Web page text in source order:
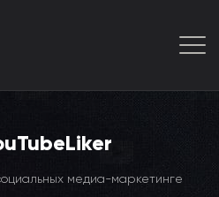
медиа-маркетинге